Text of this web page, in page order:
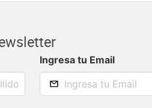
Ingresa tu Email